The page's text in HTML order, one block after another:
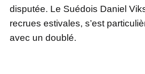
disputée. Le Suédois Daniel
recrues estivales, s’est
avec un doublé.